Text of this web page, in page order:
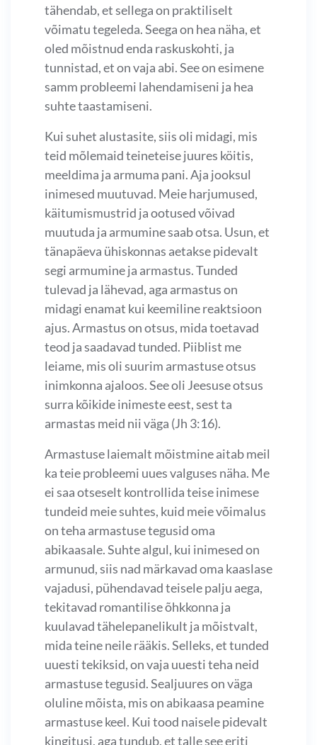
tähendab, et sellega on praktiliselt
võimatu tegeleda. Seega on hea näha, et
oled mõistnud enda raskuskohti, ja
tunnistad, et on vaja abi. See on esimene
samm probleemi lahendamiseni ja hea
suhte taastamiseni.
Kui suhet alustasite, siis oli midagi, mis
teid mõlemaid teineteise juures köitis,
meeldima ja armuma pani. Aja jooksul
inimesed muutuvad. Meie harjumused,
käitumismustrid ja ootused võivad
muutuda ja armumine saab otsa. Usun, et
tänapäeva ühiskonnas aetakse pidevalt
segi armumine ja armastus. Tunded
tulevad ja lähevad, aga armastus on
midagi enamat kui keemiline reaktsioon
ajus. Armastus on otsus, mida toetavad
teod ja saadavad tunded. Piiblist me
leiame, mis oli suurim armastuse otsus
inimkonna ajaloos. See oli Jeesuse otsus
surra kõikide inimeste eest, sest ta
armastas meid nii väga (Jh 3:16).
Armastuse laiemalt mõistmine aitab meil
ka teie probleemi uues valguses näha. Me
ei saa otseselt kontrollida teise inimese
tundeid meie suhtes, kuid meie võimalus
on teha armastuse tegusid oma
abikaasale. Suhte algul, kui inimesed on
armunud, siis nad märkavad oma kaaslase
vajadusi, pühendavad teisele palju aega,
tekitavad romantilise õhkkonna ja
kuulavad tähelepanelikult ja mõistvalt,
mida teine neile rääkis. Selleks, et tunded
uuesti tekiksid, on vaja uuesti teha neid
armastuse tegusid. Sealjuures on väga
oluline mõista, mis on abikaasa peamine
armastuse keel. Kui tood naisele pidevalt
kingitusi, aga tundub, et talle see eriti